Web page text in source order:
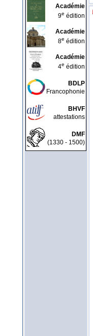
Académie
9e édition
Académie
8e édition
Académie
4e édition
BDLP
Francophonie
BHVF
attestations
DMF
(1330 - 1500)